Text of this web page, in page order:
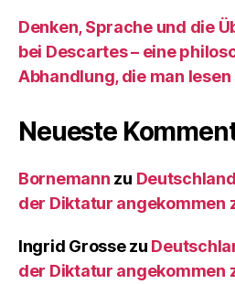
Denken, Sprache und die
bei Descartes – eine
Abhandlung, die man lesen
Neueste
Bornemann zu
der Diktatur angekommen
Ingrid Grossezu
der Diktatur angekommen